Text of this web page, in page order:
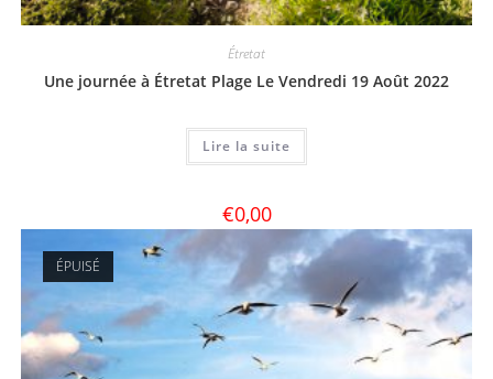
Étretat
Une journée à Étretat Plage Le Vendredi 19 Août 2022
Lire la suite
€0,00
ÉPUISÉ